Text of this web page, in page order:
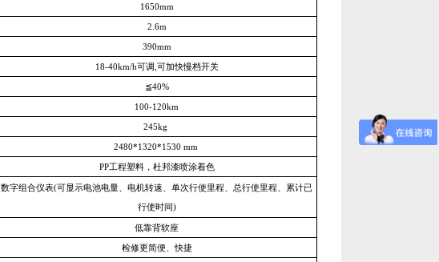
1650mm
2.6m
390mm
18-40km/h可调,可加快慢档开关
≦40%
100-120km
245kg
2480*1320*1530 mm
PP工程塑料，杜邦漆喷涂着色
数字组合仪表(可显示电池电量、电机转速、单次行使里程、总行使里程、累计已
行使时间)
低靠背软座
检修更简便、快捷